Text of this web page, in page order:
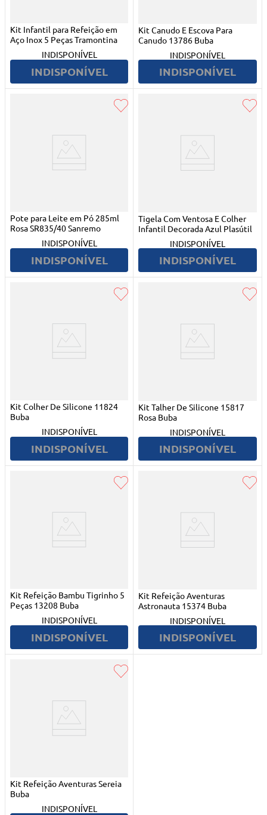
Kit Infantil para Refeição em
Aço Inox 5 Peças Tramontina
INDISPONÍVEL
INDISPONÍVEL
Kit Canudo E Escova Para
Canudo 13786 Buba
INDISPONÍVEL
INDISPONÍVEL
Pote para Leite em Pó 285ml
Rosa SR835/40 Sanremo
INDISPONÍVEL
INDISPONÍVEL
Tigela Com Ventosa E Colher
Infantil Decorada Azul Plasútil
INDISPONÍVEL
INDISPONÍVEL
Kit Colher De Silicone 11824
Buba
INDISPONÍVEL
INDISPONÍVEL
Kit Talher De Silicone 15817
Rosa Buba
INDISPONÍVEL
INDISPONÍVEL
Kit Refeição Bambu Tigrinho 5
Peças 13208 Buba
INDISPONÍVEL
INDISPONÍVEL
Kit Refeição Aventuras
Astronauta 15374 Buba
INDISPONÍVEL
INDISPONÍVEL
Kit Refeição Aventuras Sereia
Buba
INDISPONÍVEL